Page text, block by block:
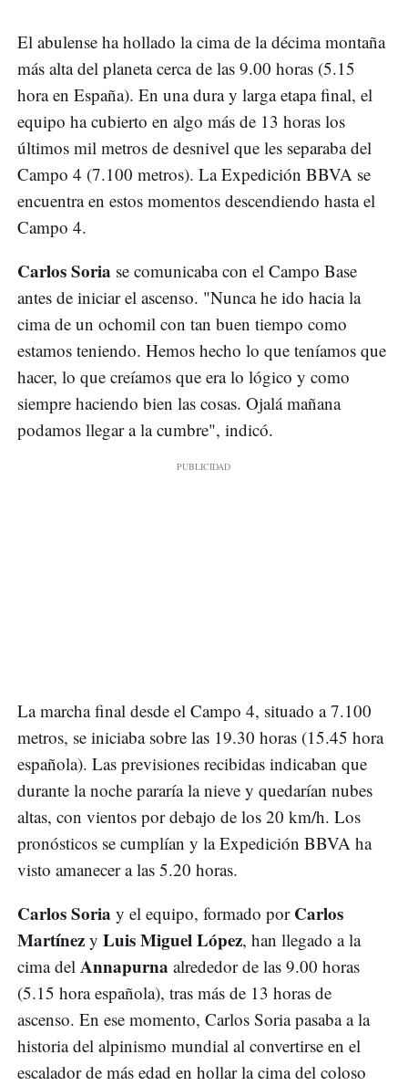
El abulense ha hollado la cima de la décima montaña
más alta del planeta cerca de las 9.00 horas (5.15
hora en España). En una dura y larga etapa final, el
equipo ha cubierto en algo más de 13 horas los
últimos mil metros de desnivel que les separaba del
Campo 4 (7.100 metros). La Expedición BBVA se
encuentra en estos momentos descendiendo hasta el
Campo 4.
Carlos Soria se comunicaba con el Campo Base
antes de iniciar el ascenso. "Nunca he ido hacia la
cima de un ochomil con tan buen tiempo como
estamos teniendo. Hemos hecho lo que teníamos que
hacer, lo que creíamos que era lo lógico y como
siempre haciendo bien las cosas. Ojalá mañana
podamos llegar a la cumbre", indicó.
La marcha final desde el Campo 4, situado a 7.100
metros, se iniciaba sobre las 19.30 horas (15.45 hora
española). Las previsiones recibidas indicaban que
durante la noche pararía la nieve y quedarían nubes
altas, con vientos por debajo de los 20 km/h. Los
pronósticos se cumplían y la Expedición BBVA ha
visto amanecer a las 5.20 horas.
Carlos Soria y el equipo, formado por Carlos
Martínez y Luis Miguel López, han llegado a la
cima del Annapurna alrededor de las 9.00 horas
(5.15 hora española), tras más de 13 horas de
ascenso. En ese momento, Carlos Soria pasaba a la
historia del alpinismo mundial al convertirse en el
escalador de más edad en hollar la cima del coloso